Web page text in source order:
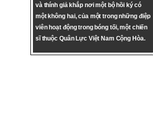
và thính giả khắp nơi một bộ hồi ký có
một không hai, của một trong những điệp
viên hoạt động trong bóng tối, một chiến
sĩ thuộc Quân Lực Việt Nam Cộng Hòa.